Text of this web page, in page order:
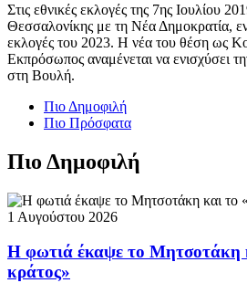
Στις εθνικές εκλογές της 7ης Ιουλίου
Θεσσαλονίκης με τη Νέα Δημοκρατία,
εκλογές του 2023. Η νέα του θέση ως
Εκπρόσωπος αναμένεται να ενισχύσει
στη Βουλή.
Πιο Δημοφιλή
Πιο Πρόσφατα
Πιο Δημοφιλή
1 Αυγούστου 2026
Η φωτιά έκαψε το Μητσοτάκη
κράτος»